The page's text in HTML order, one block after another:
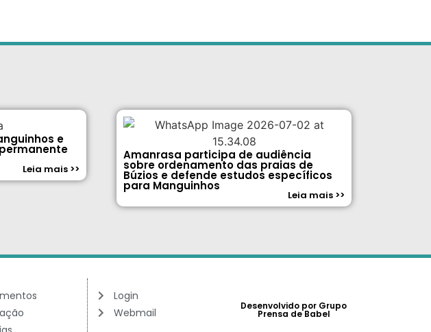
e
Leia mais >>
Amanrasa participa de audiência
sobre ordenamento das praias de
Búzios e defende estudos específicos
para Manguinhos
Leia mais >>
Login
Webmail
Desenvolvido por Grupo
Prensa de Babel